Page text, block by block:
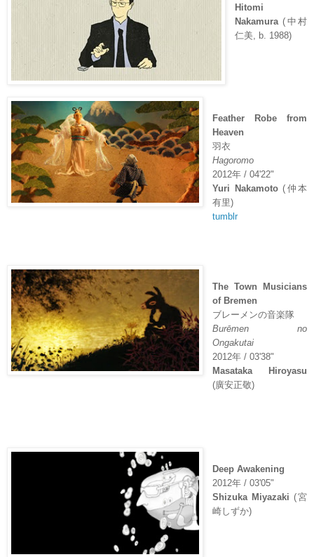
Hitomi
Nakamura( 中村
仁美, b. 1988)
Feather Robe from
Heaven
羽衣
Hagoromo
2012年 / 04'22"
Yuri Nakamoto( 仲本
有里)
tumblr
The Town Musicians
of Bremen
ブレーメンの音楽隊
Burēmen no
Ongakutai
2012年 / 03'38"
Masataka Hiroyasu
(廣安正敬)
Deep Awakening
2012年 / 03'05"
Shizuka Miyazaki (宮
崎しずか)